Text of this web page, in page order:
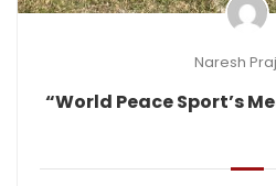
Naresh
“World Peace Sport’s